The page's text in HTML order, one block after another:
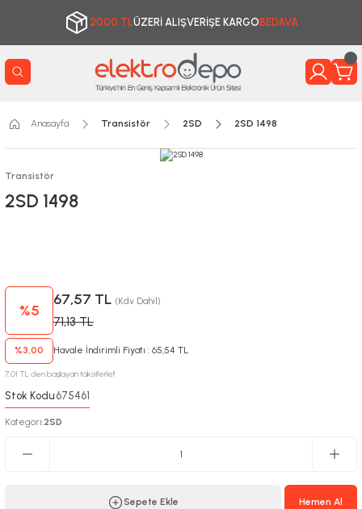
2000 TLÜZERİ ALIŞVERİŞE KARGO BEDAVA
Anasayfa Transistör 2SD 2SD 1498
Transistör
2SD 1498
%5
67,57 TL (Kdv Dahil)
71,13 TL
%3,00 Havale İndirimli Fiyatı : 65,54 TL
7,01 TL den başlayan taksitlerle!!
Stok Kodu:675461
Kategori:2SD
Sepete Ekle Hemen Al